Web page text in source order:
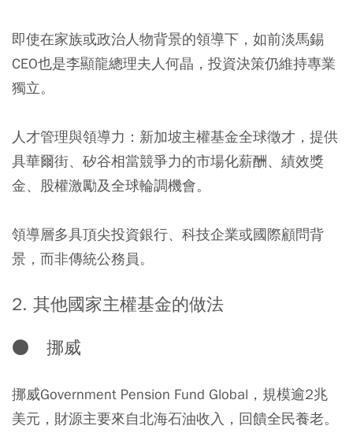
即使在家族或政治人物背景的領導下，如前淡馬錫
CEO也是李顯龍總理夫人何晶，投資決策仍維持專業
獨立。
人才管理與領導力： 新加坡主權基金全球徵才，提供
具華爾街、矽谷相當競爭力的市場化薪酬、績效獎
金、股權激勵及全球輪調機會。
領導層多具頂尖投資銀行、科技企業或國際顧問背
景，而非傳統公務員。
2. 其他國家主權基金的做法
● 挪威
挪威Government Pension Fund Global，規模逾2兆
美元，財源主要來自北海石油收入，回饋全民養老。